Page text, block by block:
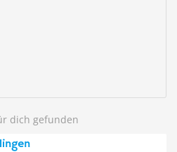
dich gefunden